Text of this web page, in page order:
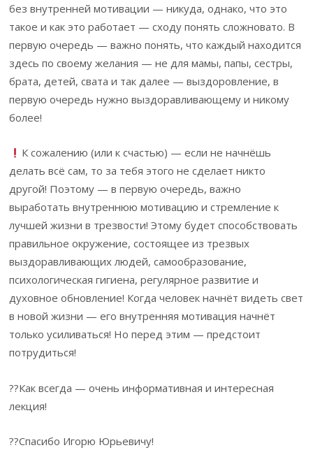
без внутренней мотивации — никуда, однако, что это
такое и как это работает — сходу понять сложновато. В
первую очередь — важно понять, что каждый находится
здесь по своему желания — не для мамы, папы, сестры,
брата, детей, свата и так далее — выздоровление, в
первую очередь нужно выздоравливающему и никому
более!
К сожалению (или к счастью) — если не начнёшь
делать всё сам, то за тебя этого не сделает никто
другой! Поэтому — в первую очередь, важно
выработать внутреннюю мотивацию и стремление к
лучшей жизни в трезвости! Этому будет способствовать
правильное окружение, состоящее из трезвых
выздоравливающих людей, самообразование,
психологическая гигиена, регулярное развитие и
духовное обновление! Когда человек начнёт видеть свет
в новой жизни — его внутренняя мотивация начнёт
только усиливаться! Но перед этим — предстоит
потрудиться!
??Как всегда — очень информативная и интересная
лекция!
??Спасибо Игорю Юрьевичу!